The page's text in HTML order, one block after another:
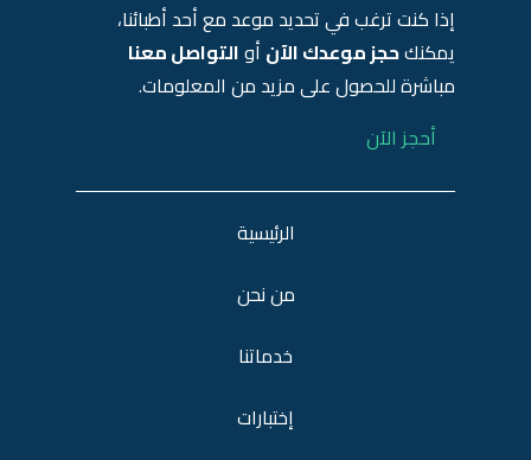
إذا كنت ترغب في تحديد موعد مع أحد أطبائنا،
يمكنكحجز موعدك الآن أوالتواصل معنا
مباشرة للحصول على مزيد من المعلومات.
أحجز الآن
الرئيسية
من نحن
خدماتنا
إختبارات